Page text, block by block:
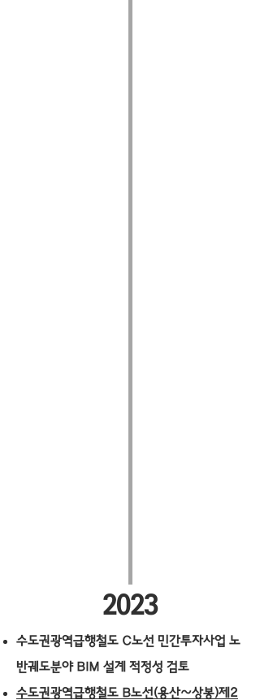
2023
수도권광역급행철도 C노선 민간투자사업 노
반궤도분야 BIM 설계 적정성 검토
수도권광역급행철도 B노선(용산~상봉)제2